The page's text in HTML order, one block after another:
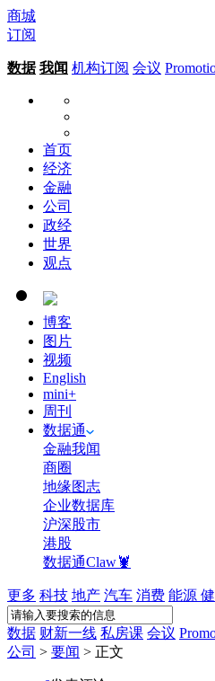
商城
订阅
数据 我闻 机构订阅 会议
首页
经济
金融
公司
政经
世界
观点
博客
图片
视频
English
mini+
周刊
数据通
金融我闻
商圈
地缘图志
企业数据库
沪深股市
港股
数据通Claw🦞
更多 科技 地产 汽车 消费 能源
数据 财新一线 私房课 会议
公司 > 要闻 > 正文